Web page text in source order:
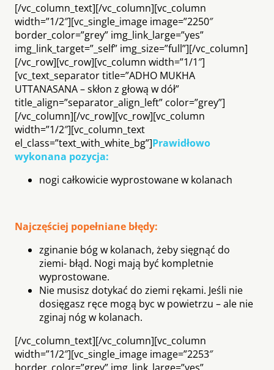
[/vc_column_text][/vc_column][vc_column
width=”1/2″][vc_single_image image=”2250″
border_color=”grey” img_link_large=”yes”
img_link_target=”_self” img_size=”full”][/vc_column]
[/vc_row][vc_row][vc_column width=”1/1″]
[vc_text_separator title=”ADHO MUKHA
UTTANASANA – skłon z głową w dół”
title_align=”separator_align_left” color=”grey”]
[/vc_column][/vc_row][vc_row][vc_column
width=”1/2″][vc_column_text
el_class=”text_with_white_bg”]Prawidłowo
wykonana pozycja:
nogi całkowicie wyprostowane w kolanach
Najczęściej popełniane błędy:
zginanie bóg w kolanach, żeby sięgnąć do
ziemi- błąd. Nogi mają być kompletnie
wyprostowane.
Nie musisz dotykać do ziemi rękami. Jeśli nie
dosięgasz ręce mogą byc w powietrzu – ale nie
zginaj nóg w kolanach.
[/vc_column_text][/vc_column][vc_column
width=”1/2″][vc_single_image image=”2253″
border_color=”grey” img_link_large=”yes”